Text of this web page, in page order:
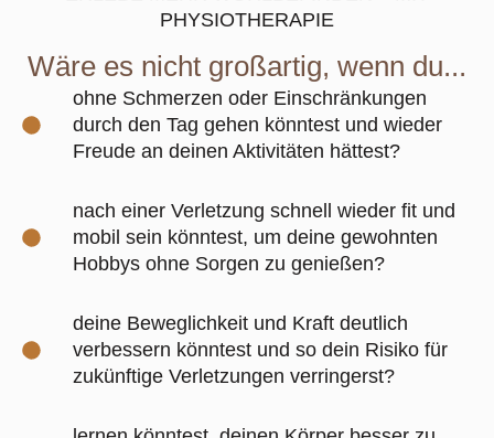
PHYSIOTHERAPIE
Wäre es nicht großartig, wenn du...
ohne Schmerzen oder Einschränkungen
durch den Tag gehen könntest und wieder
Freude an deinen Aktivitäten hättest?
nach einer Verletzung schnell wieder fit und
mobil sein könntest, um deine gewohnten
Hobbys ohne Sorgen zu genießen?
deine Beweglichkeit und Kraft deutlich
verbessern könntest und so dein Risiko für
zukünftige Verletzungen verringerst?